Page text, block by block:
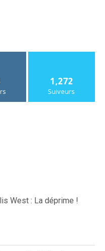
1,272
Suiveurs
West : La déprime !